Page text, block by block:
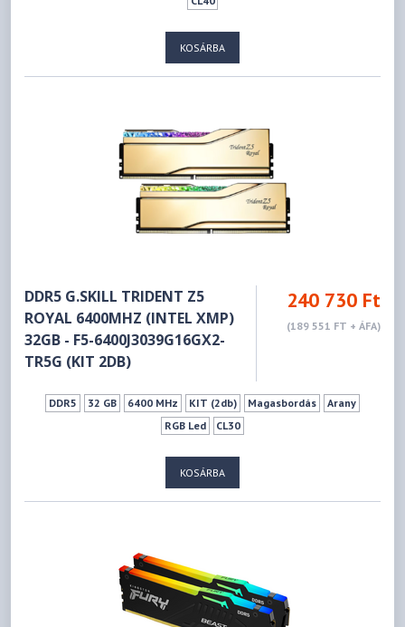
KOSÁRBA
DDR5 G.SKILL TRIDENT Z5
ROYAL 6400MHZ (INTEL XMP)
32GB - F5-6400J3039G16GX2-
TR5G (KIT 2DB)
240 730 Ft
(189 551 FT + ÁFA)
DDR5 32 GB 6400 MHz KIT (2db) Magasbordás
Arany
RGB Led
CL30
KOSÁRBA